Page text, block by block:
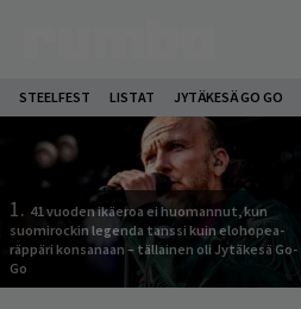
STEELFEST LISTAT JYTÄKESÄ GO GO
1. 41 vuoden ikäeroa ei huomannut, kun
suomirockin legenda tanssi kuin elohopea-
räppäri konsanaan – tällainen oli Jytäkesä Go-
Go